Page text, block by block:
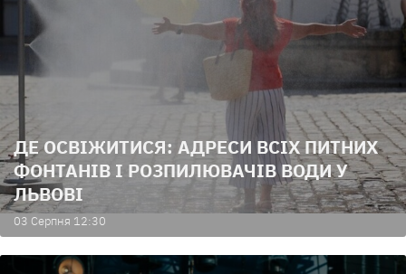
ДЕ ОСВІЖИТИСЯ: АДРЕСИ ВСІХ ПИТНИХ
ФОНТАНІВ І РОЗПИЛЮВАЧІВ ВОДИ У
ЛЬВОВІ
03 Серпня 12:30